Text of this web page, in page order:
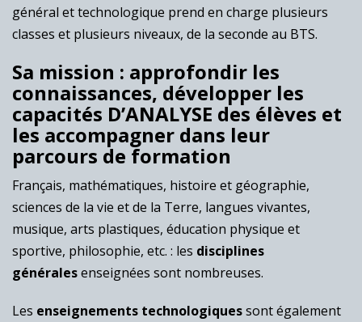
général et technologique prend en charge plusieurs
classes et plusieurs niveaux, de la seconde au BTS.
Sa mission : approfondir les
connaissances, développer les
capacités D’ANALYSE des élèves et
les accompagner dans leur
parcours de formation
Français, mathématiques, histoire et géographie,
sciences de la vie et de la Terre, langues vivantes,
musique, arts plastiques, éducation physique et
sportive, philosophie, etc. : les disciplines
généralesenseignées sont nombreuses.
Les enseignements technologiquessont également